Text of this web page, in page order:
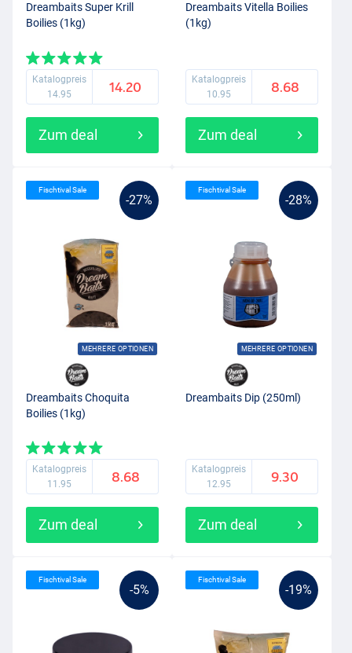
Dreambaits Super Krill
Boilies (1kg)
Katalogpreis
14.95
14.20
Zum deal
Dreambaits Vitella Boilies
(1kg)
Katalogpreis
10.95
8.68
Zum deal
-27%
MEHRERE OPTIONEN
Fischtival Sale
Dreambaits Choquita
Boilies (1kg)
Katalogpreis
11.95
8.68
Zum deal
-28%
MEHRERE OPTIONEN
Fischtival Sale
Dreambaits Dip (250ml)
Katalogpreis
12.95
9.30
Zum deal
-5%
Fischtival Sale
-19%
Fischtival Sale